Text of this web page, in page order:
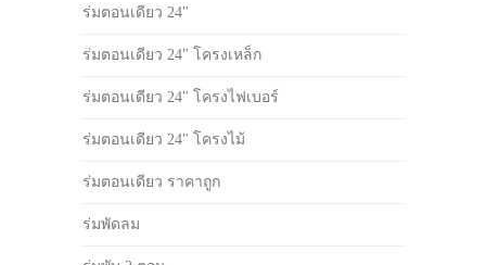
ร่มตอนเดียว 24"
ร่มตอนเดียว 24" โครงเหล็ก
ร่มตอนเดียว 24" โครงไฟเบอร์
ร่มตอนเดียว 24" โครงไม้
ร่มตอนเดียว ราคาถูก
ร่มพัดลม